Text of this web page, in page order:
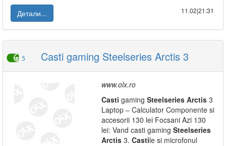
Детали...
11.02|21:31
5 Casti gaming Steelseries Arctis 3
www.olx.ro
Casti gaming Steelseries Arctis 3
Laptop – Calculator Componente si
accesorii 130 lei Focsani Azi 130
lei: Vand casti gaming Steelseries
Arctis 3. Castile si microfonul